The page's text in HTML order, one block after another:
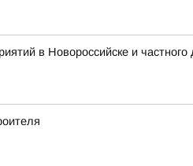
в Новороссийске и